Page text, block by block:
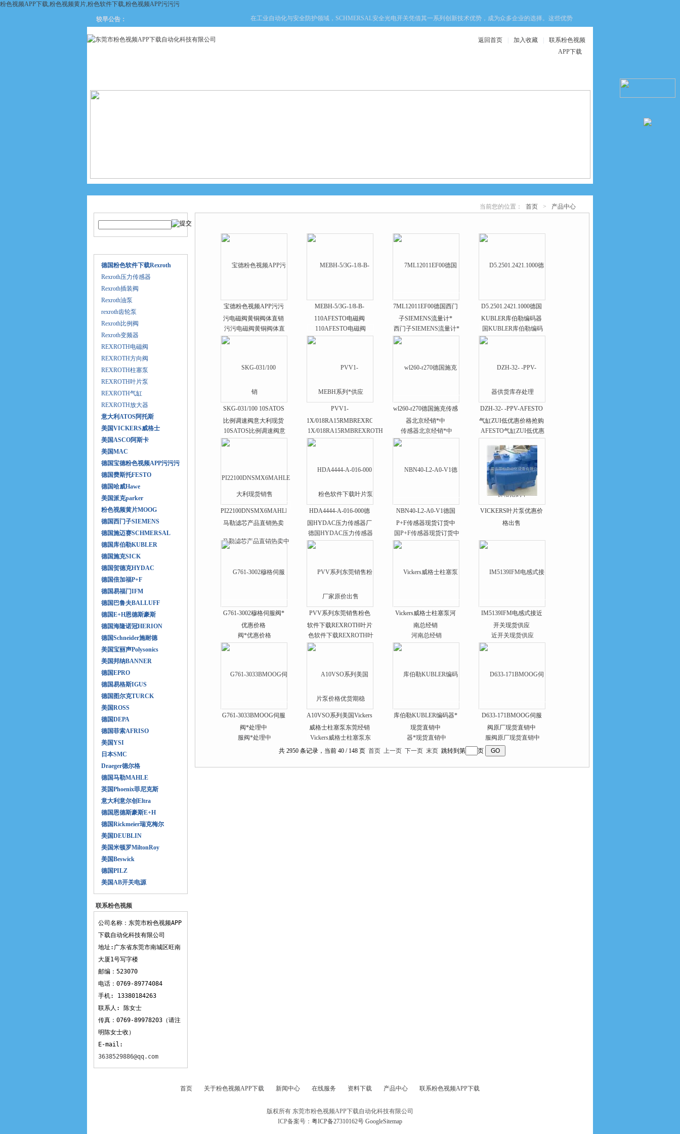
粉色视频APP下载,粉色视频黄片,粉色软件下载,粉色视频APP污污污
较早公告： 在工业自动化与安全防护领域，SCHMERSAL安全光电开关凭借其一系列创新技术优势，成为众多企业的选择。这些优势不仅提升了设备的安全性，还优化了
返回首页 加入收藏
联系粉色视频
APP下载
下载 下载
德国粉色软件下载Rexroth
Rexroth压力传感器
Rexroth插装阀
Rexroth油泵
rexroth齿轮泵
Rexroth比例阀
Rexroth变频器
REXROTH电磁阀
REXROTH方向阀
REXROTH柱塞泵
REXROTH叶片泵
REXROTH气缸
REXROTH放大器
意大利ATOS阿托斯
美国VICKERS威格士
美国ASCO阿斯卡
美国MAC
德国宝德粉色视频APP污污污
德国费斯托FESTO
德国哈威Hawe
美国派克parker
粉色视频黄片MOOG
德国西门子SIEMENS
德国施迈赛SCHMERSAL
德国库伯勒KUBLER
德国施克SICK
德国贺德克HYDAC
德国倍加福P+F
德国易福门IFM
德国巴鲁夫BALLUFF
德国E+H恩德斯豪斯
德国海隆诺冠HERION
德国Schneider施耐德
美国宝丽声Polysonics
美国邦纳BANNER
德国EPRO
德国易格斯IGUS
德国图尔克TURCK
美国ROSS
德国DEPA
德国菲索AFRISO
美国YSI
日本SMC
Draeger德尔格
德国马勒MAHLE
英国Phoenix菲尼克斯
意大利意尔创Eltra
德国恩德斯豪斯E+H
德国Rickmeier瑞克梅尔
美国DEUBLIN
美国米顿罗MiltonRoy
美国Beswick
德国PILZ
美国AB开关电源
联系粉色视频
APP下载
公司名称：东莞市粉色视频APP
下载自动化科技有限公司
地址:广东省东莞市南城区旺南
大厦1号写字楼
邮编：523070
电话：0769-89774084
手机: 13380184263
联系人: 陈女士
传真：0769-89978203（请注
明陈女士收）
E-mail:
3638529886@qq.com
当前您的位置： 首页 > 产品中心
宝德粉色视频APP污污
污电磁阀黄铜阀体直销
MEBH-5/3G-1/8-B-
110AFESTO电磁阀
MEBH系列*供应
7ML12011EF00德国西门
子SIEMENS流量计*
D5.2501.2421.1000德国
KUBLER库伯勒编码器
供货库存处理
SKG-031/100 10SATOS
比例调速阀意大利现货
销售
PVV1-
1X/018RA15RMBREXROTH
粉色软件下载叶片泵
wl260-r270德国施克传感
器北京经销*中
DZH-32- -PPV-AFESTO
气缸ZUI低优惠价格抢购
中
PI22100DNSMX6MAHLE
马勒滤芯产品直销热卖
HDA4444-A-016-000德
国HYDAC压力传感器厂
家原价出售
NBN40-L2-A0-V1德国
P+F传感器现货订货中
VICKERS叶片泵优惠价
格出售
G761-3002穆格伺服阀*
优惠价格
PVV系列东莞销售粉色
软件下载REXROTH叶片
泵价格优货期稳
Vickers威格士柱塞泵河
南总经销
IM5139IFM电感式接近
开关现货供应
G761-3033BMOOG伺服
阀*处理中
A10VSO系列美国Vickers
威格士柱塞泵东莞经销
库伯勒KUBLER编码器*
现货直销中
D633-171BMOOG伺服
阀原厂现货直销中
共 2950 条记录，当前 40 / 148 页 首页 上一页 下一页 末页 跳转到第 页
首页 关于粉色视频APP下载 新闻中心 在线服务 资料下载 产品中心 联系粉色视频APP下载
版权所有 东莞市粉色视频APP下载自动化科技有限公司
ICP备案号： 粤ICP备27310162号 GoogleSitemap